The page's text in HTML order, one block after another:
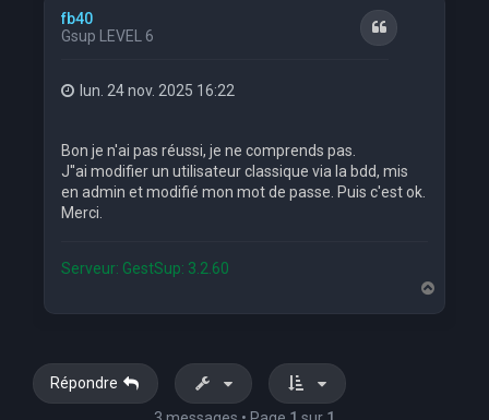
fb40
Gsup LEVEL 6
Citation
lun. 24 nov. 2025 16:22
Bon je n'ai pas réussi, je ne comprends pas.
J''ai modifier un utilisateur classique via la bdd, mis
en admin et modifié mon mot de passe. Puis c'est ok.
Merci.
Serveur: GestSup: 3.2.60
a
Répondre